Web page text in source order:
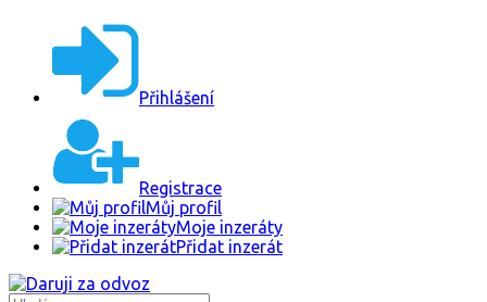
Přihlášení
Registrace
Můj profil
Moje inzeráty
Přidat inzerát